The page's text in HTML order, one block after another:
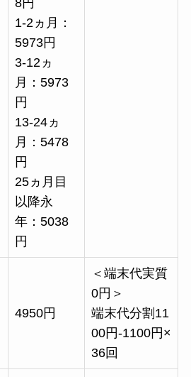
8円
1-2ヵ月：
5973円
3-12ヵ
月：5973
円
13-24ヵ
月：5478
円
25ヵ月目
以降永
年：5038
円
4950円
＜端末代実質
0円＞
端末代分割11
00円-1100円×
36回